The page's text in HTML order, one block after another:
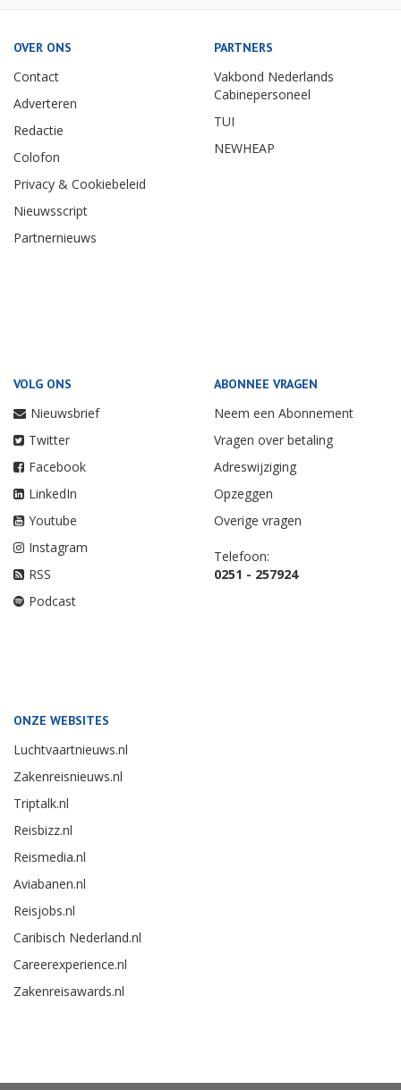
OVER ONS
Contact
Adverteren
Redactie
Colofon
Privacy & Cookiebeleid
Nieuwsscript
Partnernieuws
PARTNERS
Vakbond Nederlands
Cabinepersoneel
TUI
NEWHEAP
VOLG ONS
Nieuwsbrief
Twitter
Facebook
LinkedIn
Youtube
Instagram
RSS
Podcast
ABONNEE VRAGEN
Neem een Abonnement
Vragen over betaling
Adreswijziging
Opzeggen
Overige vragen
Telefoon:
0251 - 257924
ONZE WEBSITES
Luchtvaartnieuws.nl
Zakenreisnieuws.nl
Triptalk.nl
Reisbizz.nl
Reismedia.nl
Aviabanen.nl
Reisjobs.nl
Caribisch Nederland.nl
Careerexperience.nl
Zakenreisawards.nl